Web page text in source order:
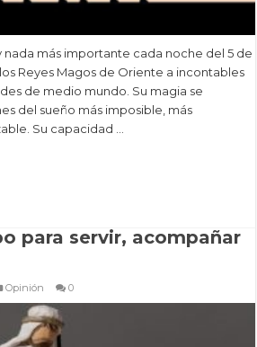
nada más importante cada noche del 5 de
Reyes Magos de Oriente a incontables
de medio mundo. Su magia se
del sueño más imposible, más
Su capacidad …
para servir, acompañar
Opinión 0